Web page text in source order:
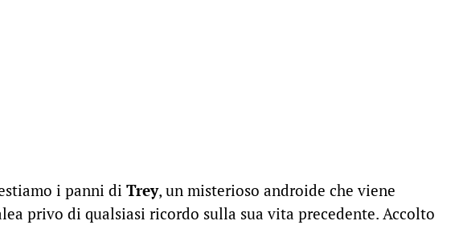
i panni di Trey, un misterioso androide che viene
privo di qualsiasi ricordo sulla sua vita precedente. Accolto